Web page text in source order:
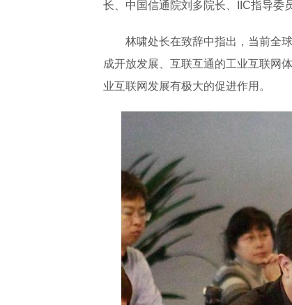
长、中国信通院刘多院长、IIC指导委
林啸处长在致辞中指出，当前全
成开放发展、互联互通的工业互联网
业互联网发展有极大的促进作用。